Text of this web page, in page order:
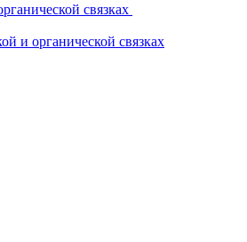
связках
и органической связках